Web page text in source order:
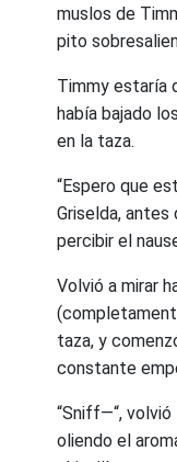
muslos de
pito
Timmy estaría
había bajado
en la taza.
“Espero que
Griselda,
percibir el
Volvió a mirar
taza, y
constante
“Sniff—“,
oliendo el